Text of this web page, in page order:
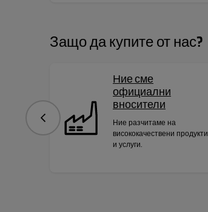
Защо да купите от нас?
Ние сме
официални
вносители
Ние разчитаме на
висококачествени продукти
и услуги.
Предишна